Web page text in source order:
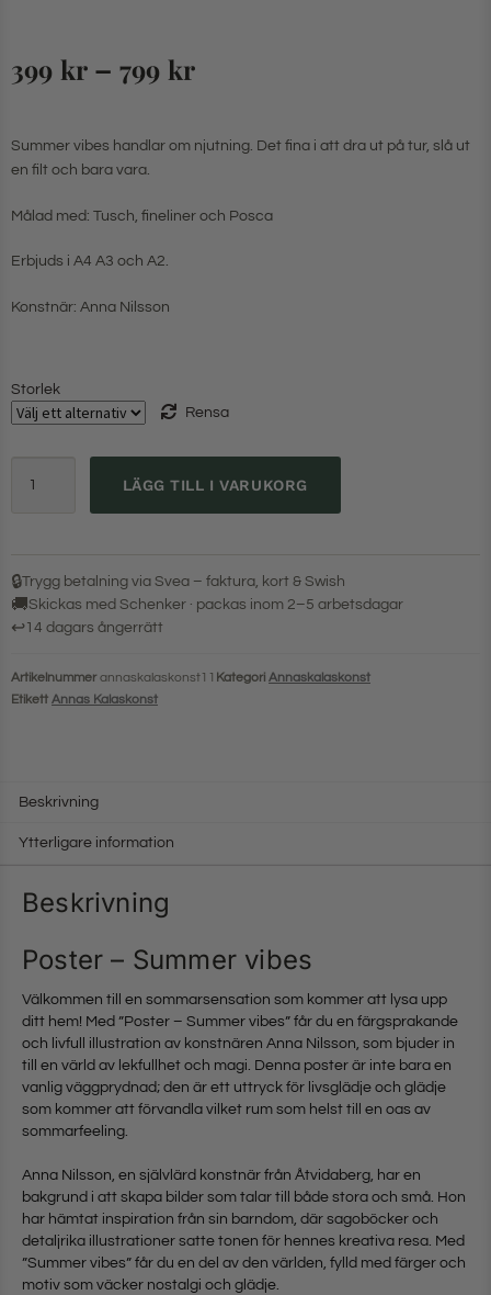
399 kr – 799 kr
Summer vibes handlar om njutning. Det fina i att dra ut på tur, slå ut
en filt och bara vara.
Målad med: Tusch, fineliner och Posca
Erbjuds i A4 A3 och A2.
Konstnär: Anna Nilsson
Storlek
Rensa
LÄGG TILL I VARUKORG
🔒Trygg betalning via Svea – faktura, kort & Swish
🚚Skickas med Schenker · packas inom 2–5 arbetsdagar
↩14 dagars ångerrätt
Artikelnummerannaskalaskonst11 Kategori Annaskalaskonst
Etikett Annas Kalaskonst
Beskrivning
Ytterligare information
Beskrivning
Poster – Summer vibes
Välkommen till en sommarsensation som kommer att lysa upp
ditt hem! Med ”Poster – Summer vibes” får du en färgsprakande
och livfull illustration av konstnären Anna Nilsson, som bjuder in
till en värld av lekfullhet och magi. Denna poster är inte bara en
vanlig väggprydnad; den är ett uttryck för livsglädje och glädje
som kommer att förvandla vilket rum som helst till en oas av
sommarfeeling.
Anna Nilsson, en självlärd konstnär från Åtvidaberg, har en
bakgrund i att skapa bilder som talar till både stora och små. Hon
har hämtat inspiration från sin barndom, där sagoböcker och
detaljrika illustrationer satte tonen för hennes kreativa resa. Med
”Summer vibes” får du en del av den världen, fylld med färger och
motiv som väcker nostalgi och glädje.